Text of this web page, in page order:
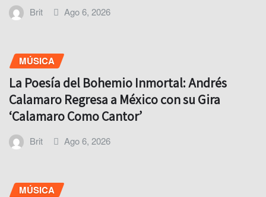
Brit Ago 6, 2026
MÚSICA
La Poesía del Bohemio Inmortal: Andrés
Calamaro Regresa a México con su Gira
‘Calamaro Como Cantor’
Brit Ago 6, 2026
MÚSICA